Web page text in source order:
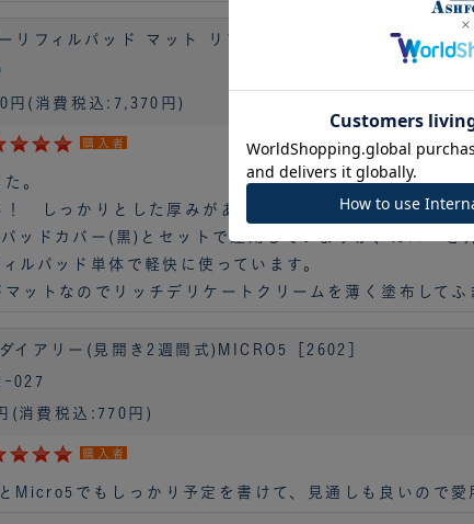
ーリフィルパッド マット リフィルパッド A5 15mm [3709]
円 (消費税込:7,370円)
購入者
。
！ しっかりとした厚みがある！ 立ってメモを取るの
パッドカバー(黒)とセットで運用していますが、カバー
ルパッド単体で軽快に使っています。
ットなのでリッチデリケートクリームを薄く塗布して
イアリー(見開き2週間式)MICRO5［2602］
027
(消費税込:770円)
購入者
Micro5でもしっかり予定を書けて、見通しも良いので愛